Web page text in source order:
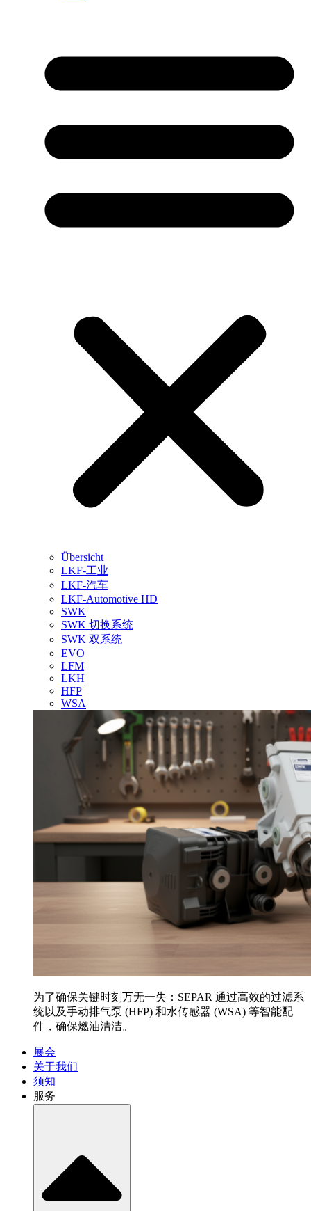
Übersicht
LKF-工业
LKF-汽车
LKF-Automotive HD
SWK
SWK 切换系统
SWK 双系统
EVO
LFM
LKH
HFP
WSA
为了确保关键时刻万无一失：SEPAR 通过高效的过滤系
统以及手动排气泵 (HFP) 和水传感器 (WSA) 等智能配
件，确保燃油清洁。
展会
关于我们
须知
服务